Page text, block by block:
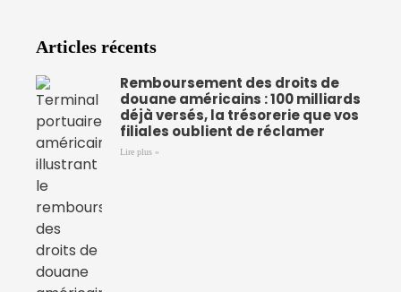
Articles récents
Remboursement des droits de
douane américains : 100 milliards
déjà versés, la trésorerie que vos
filiales oublient de réclamer
Lire plus »